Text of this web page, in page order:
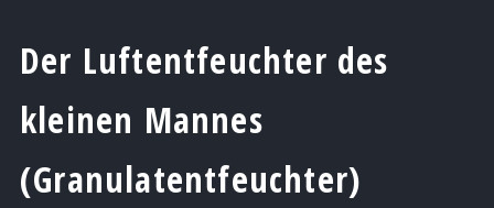
Der Luftentfeuchter des
kleinen Mannes
(Granulatentfeuchter)